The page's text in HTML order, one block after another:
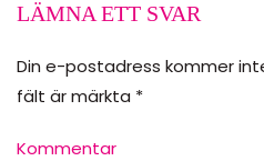
LÄMNA ETT SVAR
Din e-postadress kommer
fält är märkta *
Kommentar